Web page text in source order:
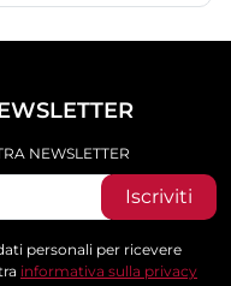
NEWSLETTER
Iscriviti
personali per ricevere
informativa sulla privacy